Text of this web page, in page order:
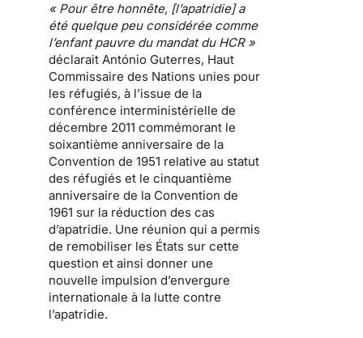
« Pour être honnête, [l’apatridie] a
été quelque peu considérée comme
l’enfant pauvre du mandat du HCR »
déclarait António Guterres, Haut
Commissaire des Nations unies pour
les réfugiés, à l’issue de la
conférence interministérielle de
décembre 2011 commémorant le
soixantième anniversaire de la
Convention de 1951 relative au statut
des réfugiés et le cinquantième
anniversaire de la Convention de
1961 sur la réduction des cas
d’apatridie. Une réunion qui a permis
de remobiliser les États sur cette
question et ainsi donner une
nouvelle impulsion d’envergure
internationale à la lutte contre
l’apatridie.